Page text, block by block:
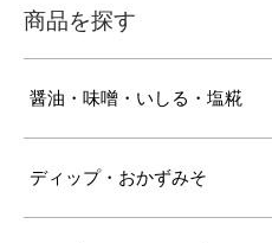
商品を探す
醤油・味噌・いしる・塩糀
ディップ・おかずみそ